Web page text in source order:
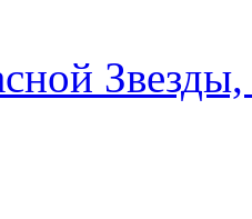
Звезды,